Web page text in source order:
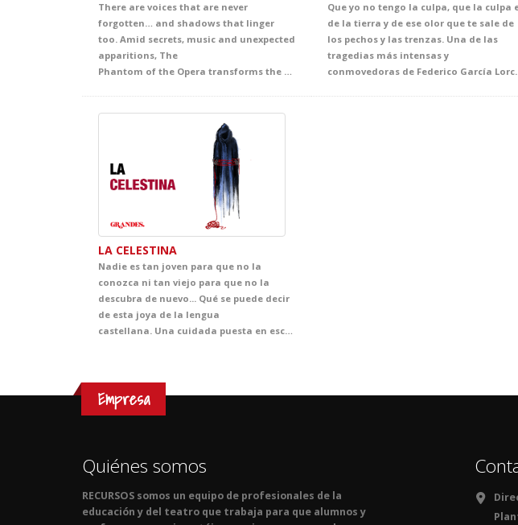
There are voices that are never
forgotten… and shadows that linger
too. Amid secrets, music and unexpected
apparitions, The
Phantom of the Opera transforms the stage into a fascinating world of intrigue and emotion. Inspired by Gaston Leroux’s celebrated novel and, over time, turned into one of the most famous and admired titles from Broadway to London’s West End and the wider international stage imagination, this production envelops the audience in an unforgettable story of mystery, beauty and passion. A captivating theatrical experience that offers students a powerful immersion in English, filled with intensity, atmosphere and deep emotion.
Que yo no tengo la culpa, que la culpa
de la tierra y de ese olor que te sale de
los pechos y las trenzas. Una de las
tragedias más intensas y
conmovedoras de Federico García Lorca, donde el deseo, el destino y la pasión se enfrentan a la norma, el
LA CELESTINA
Nadie es tan joven para que no la
conozca ni tan viejo para que no la
descubra de nuevo... Qué se puede decir
de esta joya de la lengua
castellana. Una cuidada puesta en escena al servicio de los matices de un texto que ha llegado a convertirse en un estandarte de nuestra mejor literatura. Casi quinientos años después de haber sido escrita, esta obra nos demuestra lo poco que ha cambiado la esencia de las pasiones humanas, y el precio que se puede llegar a pagar por creer dominarlas.
Empresa
Quiénes somos
RECURSOS somos un equipo de profesionales de la
educación y del teatro que trabaja para que alumnos y